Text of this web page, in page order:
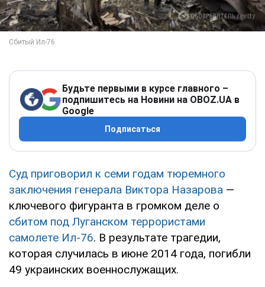
Будьте первыми в курсе главного –
подпишитесь на Новини на OBOZ.UA в
Google
Подписаться
Суд приговорил к семи годам тюремного
заключения генерала Виктора Назарова —
ключевого фигуранта в громком деле о
сбитом под Луганском террористами
самолете Ил-76. В результате трагедии,
которая случилась в июне 2014 года, погибли
49 украинских военнослужащих.